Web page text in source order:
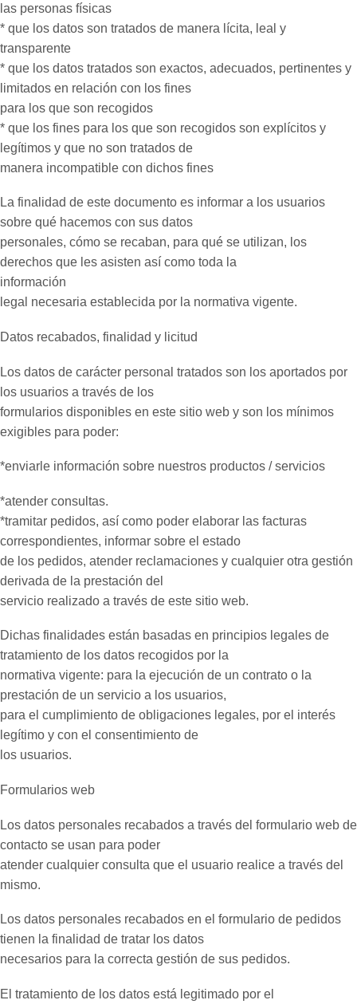
las personas físicas
* que los datos son tratados de manera lícita, leal y
transparente
* que los datos tratados son exactos, adecuados, pertinentes y
limitados en relación con los fines
para los que son recogidos
* que los fines para los que son recogidos son explícitos y
legítimos y que no son tratados de
manera incompatible con dichos fines
La finalidad de este documento es informar a los usuarios
sobre qué hacemos con sus datos
personales, cómo se recaban, para qué se utilizan, los
derechos que les asisten así como toda la
información
legal necesaria establecida por la normativa vigente.
Datos recabados, finalidad y licitud
Los datos de carácter personal tratados son los aportados por
los usuarios a través de los
formularios disponibles en este sitio web y son los mínimos
exigibles para poder:
*enviarle información sobre nuestros productos / servicios
*atender consultas.
*tramitar pedidos, así como poder elaborar las facturas
correspondientes, informar sobre el estado
de los pedidos, atender reclamaciones y cualquier otra gestión
derivada de la prestación del
servicio realizado a través de este sitio web.
Dichas finalidades están basadas en principios legales de
tratamiento de los datos recogidos por la
normativa vigente: para la ejecución de un contrato o la
prestación de un servicio a los usuarios,
para el cumplimiento de obligaciones legales, por el interés
legítimo y con el consentimiento de
los usuarios.
Formularios web
Los datos personales recabados a través del formulario web de
contacto se usan para poder
atender cualquier consulta que el usuario realice a través del
mismo.
Los datos personales recabados en el formulario de pedidos
tienen la finalidad de tratar los datos
necesarios para la correcta gestión de sus pedidos.
El tratamiento de los datos está legitimado por el